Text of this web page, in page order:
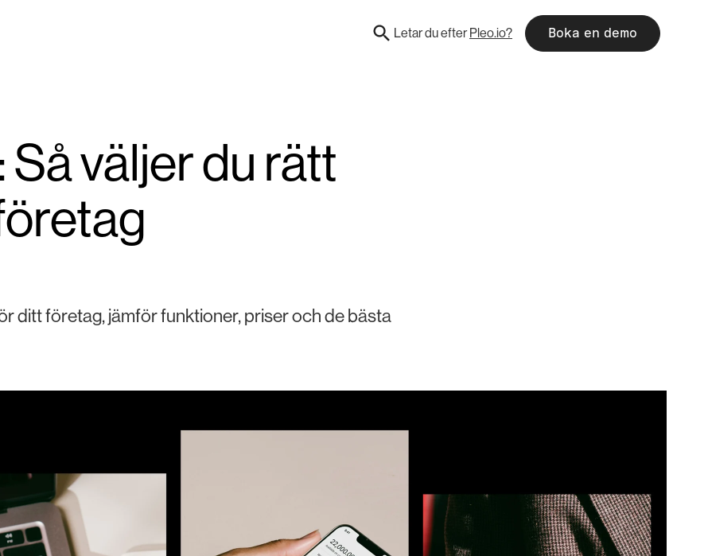
Letar du efterPleo.io? Boka en demo
väljer du rätt
ditt företag, jämför funktioner, priser och de bästa